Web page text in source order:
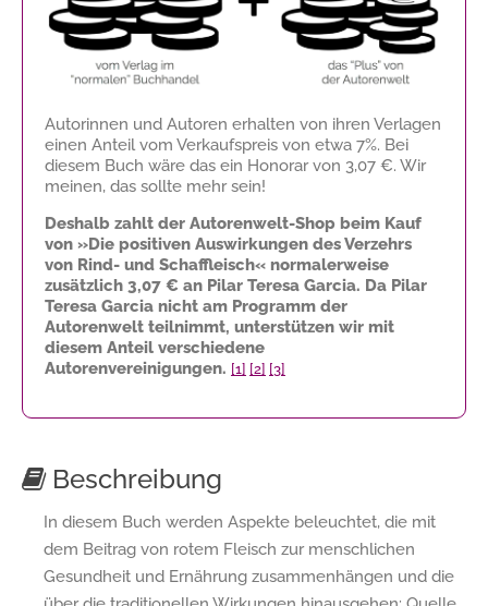
Autorinnen und Autoren erhalten von ihren Verlagen
einen Anteil vom Verkaufspreis von etwa 7%. Bei
diesem Buch wäre das ein Honorar von 3,07 €. Wir
meinen, das sollte mehr sein!
Deshalb zahlt der Autorenwelt-Shop beim Kauf
von »Die positiven Auswirkungen des Verzehrs
von Rind- und Schaffleisch« normalerweise
zusätzlich 3,07 € an Pilar Teresa Garcia. Da Pilar
Teresa Garcia nicht am Programm der
Autorenwelt teilnimmt, unterstützen wir mit
diesem Anteil verschiedene
Autorenvereinigungen. [1] [2] [3]
Beschreibung
In diesem Buch werden Aspekte beleuchtet, die mit
dem Beitrag von rotem Fleisch zur menschlichen
Gesundheit und Ernährung zusammenhängen und die